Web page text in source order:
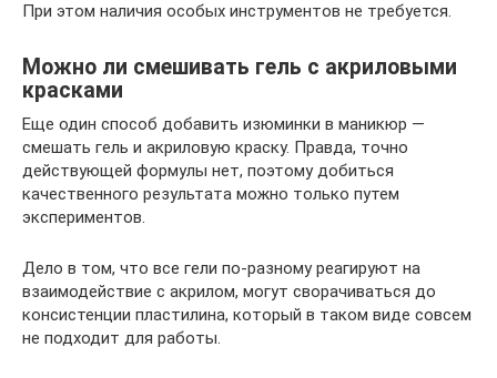
При этом наличия особых инструментов не требуется.
Можно ли смешивать гель с акриловыми
красками
Еще один способ добавить изюминки в маникюр —
смешать гель и акриловую краску. Правда, точно
действующей формулы нет, поэтому добиться
качественного результата можно только путем
экспериментов.
Дело в том, что все гели по-разному реагируют на
взаимодействие с акрилом, могут сворачиваться до
консистенции пластилина, который в таком виде совсем
не подходит для работы.